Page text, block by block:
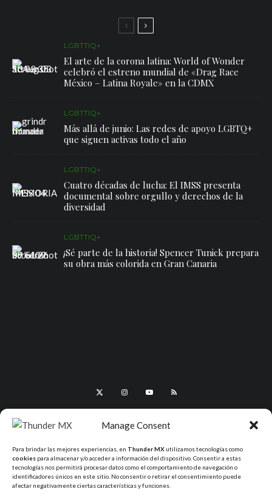
Manage Consent
Para brindar las mejores experiencias, en Thunder MX utilizamos tecnologías como
cookies para almacenar y/o acceder a información del dispositivo. Consentir a estas
tecnologías nos permitirá procesar datos como el comportamiento de navegación o
identificadores únicos en este sitio. No consentir o retirar el consentimiento puede
afectar negativamente ciertas características y funciones.
LGBTTIQ+
El arte de la corona latina: World of Wonder
celebró el estreno mundial de «Drag Race
México – Latina Royale» en la CDMX
LGBTTIQ+
Más allá de junio: Las redes de apoyo LGBTQ+
que siguen activas todo el año
LGBTTIQ+
Cuatro décadas de lucha: El IMSS presenta
documental sobre orgullo y derechos de la
diversidad
LGBTTIQ+
¡Sé parte de la historia! Spencer Tunick prepara
su obra más colorida en Gran Canaria